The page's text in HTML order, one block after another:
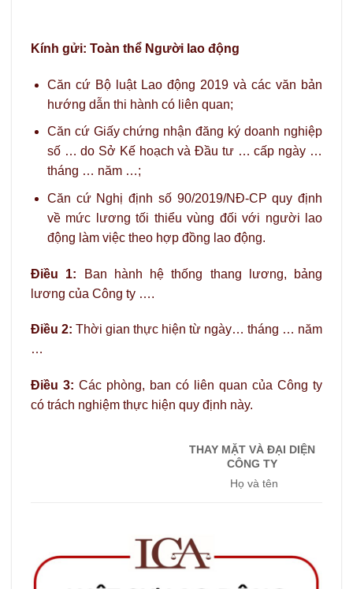
Kính gửi: Toàn thể Người lao động
Căn cứ Bộ luật Lao động 2019 và các văn bản
hướng dẫn thi hành có liên quan;
Căn cứ Giấy chứng nhận đăng ký doanh nghiệp
số … do Sở Kế hoạch và Đầu tư … cấp ngày …
tháng … năm …;
Căn cứ Nghị định số 90/2019/NĐ-CP quy định
về mức lương tối thiểu vùng đối với người lao
động làm việc theo hợp đồng lao động.
Điều 1: Ban hành hệ thống thang lương, bảng
lương của Công ty ….
Điều 2: Thời gian thực hiện từ ngày… tháng … năm
…
Điều 3: Các phòng, ban có liên quan của Công ty
có trách nghiệm thực hiện quy định này.
THAY MẶT VÀ ĐẠI DIỆN
CÔNG TY
Họ và tên